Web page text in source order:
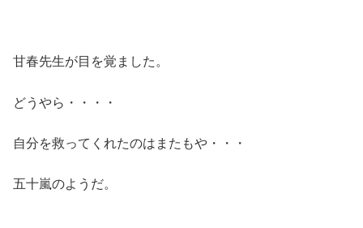
甘春先生が目を覚ました。
どうやら・・・・
自分を救ってくれたのはまたもや・・・
五十嵐のようだ。